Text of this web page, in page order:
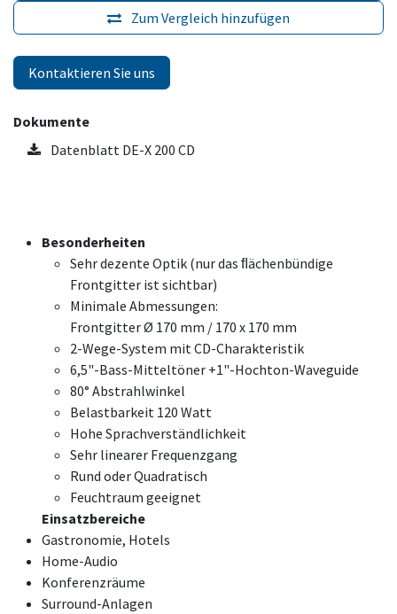
Zum Vergleich hinzufügen
Kontaktieren Sie uns
Dokumente
Datenblatt DE-X 200 CD
Besonderheiten
Sehr dezente Optik (nur das ﬂächenbündige
Frontgitter ist sichtbar)
Minimale Abmessungen:
Frontgitter Ø 170 mm / 170 x 170 mm
2-Wege-System mit CD-Charakteristik
6,5"-Bass-Mitteltöner +1"-Hochton-Waveguide
80° Abstrahlwinkel
Belastbarkeit 120 Watt
Hohe Sprachverständlichkeit
Sehr linearer Frequenzgang
Rund oder Quadratisch
Feuchtraum geeignet
Einsatzbereiche
Gastronomie, Hotels
Home-Audio
Konferenzräume
Surround-Anlagen